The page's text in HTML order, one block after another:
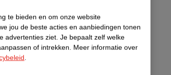
te bieden en om onze website
jou de beste acties en aanbiedingen tonen
advertenties ziet. Je bepaalt zelf welke
of intrekken. Meer informatie over
.